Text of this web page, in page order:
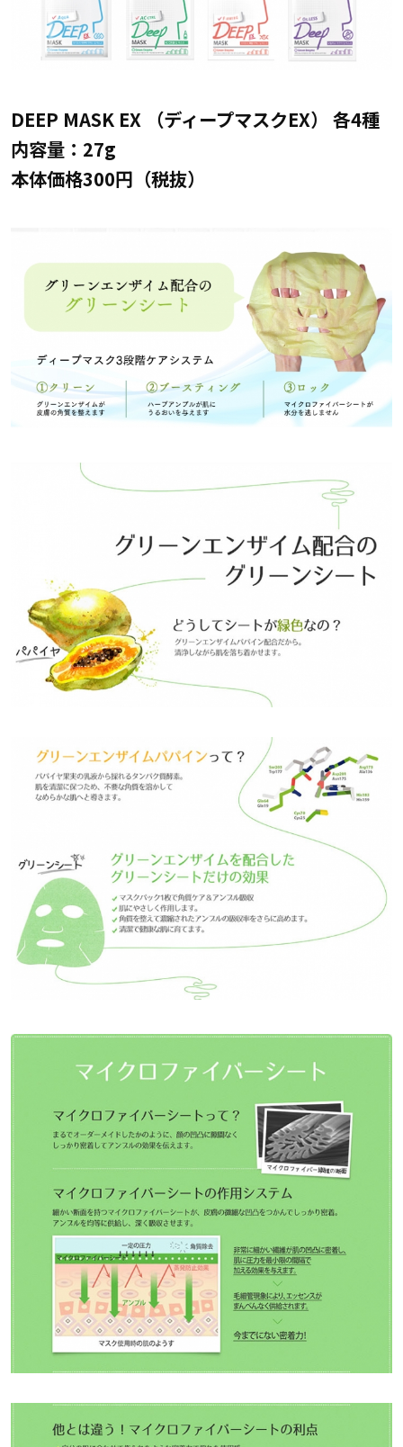
DEEP MASK EX （ディープマスクEX） 各4種
内容量：27g
本体価格300円（税抜）